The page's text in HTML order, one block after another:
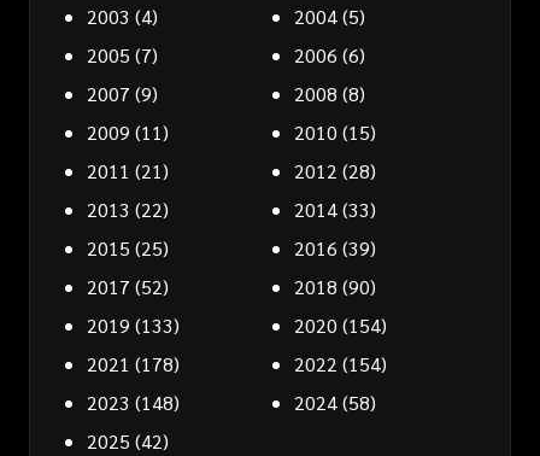
2003 (4) 2004(5)
2005 (7) 2006 (6)
2007 (9) 2008 (8)
2009 (11) 2010 (15)
2011 (21) 2012 (28)
2013 (22) 2014(33)
2015 (25) 2016 (39)
2017 (52) 2018 (90)
2019 (133) 2020 (154)
2021 (178) 2022 (154)
2023 (148) 2024(58)
2025 (42)